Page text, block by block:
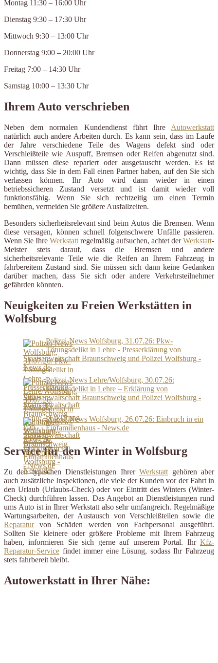
Montag 11:30 – 16:00 Uhr
Dienstag 9:30 – 17:30 Uhr
Mittwoch 9:30 – 13:00 Uhr
Donnerstag 9:00 – 20:00 Uhr
Freitag 7:00 – 14:30 Uhr
Samstag 10:00 – 13:30 Uhr
Ihrem Auto verschrieben
Neben dem normalen Kundendienst führt Ihre Autowerkstatt
natürlich auch andere Arbeiten durch. Es kann sein, dass im Laufe
der Jahre verschiedene Teile des Wagens defekt sind oder
Verschleißteile wie Auspuff, Bremsen oder Reifen abgenutzt sind.
Dann müssen diese repariert oder ausgetauscht werden. Es ist
wichtig, dass Sie in dem Fall einen Partner haben, auf den Sie sich
verlassen können. Ihr Auto wird dann wieder in einen
betriebssicheren Zustand versetzt und ist damit wieder voll
funktionsfähig. Wenn Sie sich rechtzeitig um einen Termin
bemühen, vermeiden Sie größere Ausfallzeiten.
Besonders sicherheitsrelevant sind beim Autos die Bremsen. Wenn
diese versagen, können schnell folgenschwere Unfälle passieren.
Wenn Sie Ihre Werkstatt regelmäßig aufsuchen, achtet derWerkstatt-
Meister stets darauf, dass die Bremsen und andere
sicherheitsrelevante Teile wie die Reifen an Ihrem Fahrzeug in
fahrbereitem Zustand sind. Sie müssen sich dann keine Gedanken
darüber machen, dass Sie sich oder andere Verkehrsteilnehmer
gefährden könnten.
Neuigkeiten zu Freien Werkstätten in
Wolfsburg
Polizei-News Wolfsburg, 31.07.26: Pkw-
Tötungsdelikt in Lehre - Presserklärung von
Staatsanwaltschaft Braunschweig und Polizei Wolfsburg -
News.de
Polizei-News Lehre/Wolfsburg, 30.07.26:
Tötungsdelikt in Lehre – Erklärung von
Staatsanwaltschaft Braunschweig und Polizei Wolfsburg -
News.de
Polizei-News Wolfsburg, 26.07.26: Einbruch in ein
Einfamilienhaus - News.de
Service für den Winter in Wolfsburg
Zu den typischen Dienstleistungen IhrerWerkstatt gehören aber
auch zusätzliche Inspektionen, die viele der Kunden vor der Fahrt in
den Urlaub (Urlaubs-Check) oder vor Eintritt des Winters (Winter-
Check) durchführen lassen. Das Angebot an Dienstleistungen rund
ums Auto ist in Ihrer Werkstatt also sehr umfangreich. Regelmäßige
Wartungsarbeiten, der Austausch von Verschleißteilen sowie die
Reparaturvon Schäden werden von Fachpersonal ausgeführt.
Sollten Sie kleinere oder größere Probleme mit Ihrem Fahrzeug
haben, informieren Sie sich gerne auf unserem Portal. Ihr Kfz-
Reparatur-Service findet immer eine Lösung, sodass Ihr Fahrzeug
stets fahrbereit bleibt.
Autowerkstatt in Ihrer Nähe: